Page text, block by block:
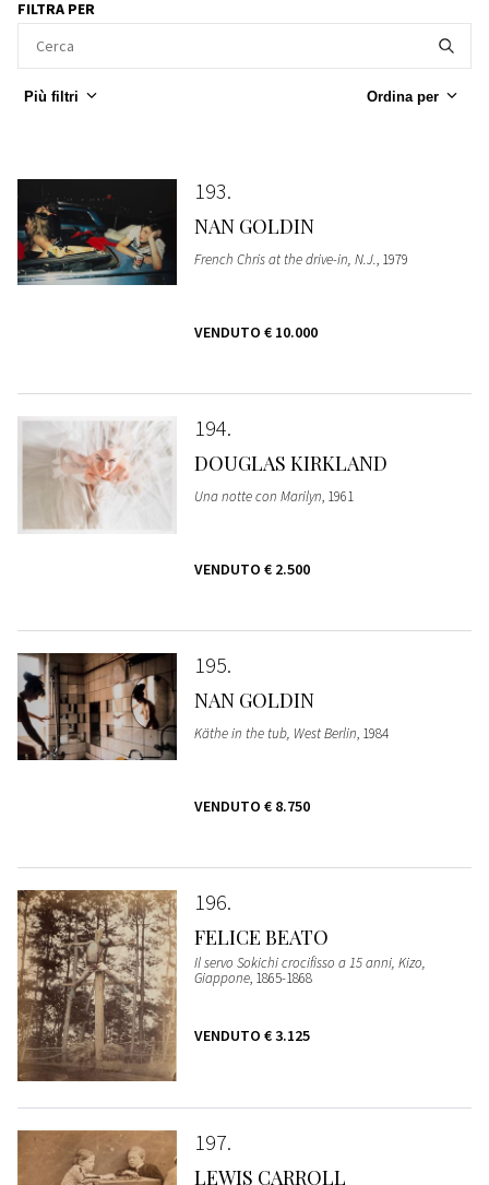
FILTRA PER
Più filtri Ordina per
193
NAN GOLDIN
French Chris at the drive-in, N.J., 1979
VENDUTO € 10.000
194
DOUGLAS KIRKLAND
Una notte con Marilyn, 1961
VENDUTO € 2.500
195
NAN GOLDIN
Käthe in the tub, West Berlin, 1984
VENDUTO € 8.750
196
FELICE BEATO
Il servo Sokichi crocifisso a 15 anni, Kizo,
Giappone, 1865-1868
VENDUTO € 3.125
197
LEWIS CARROLL